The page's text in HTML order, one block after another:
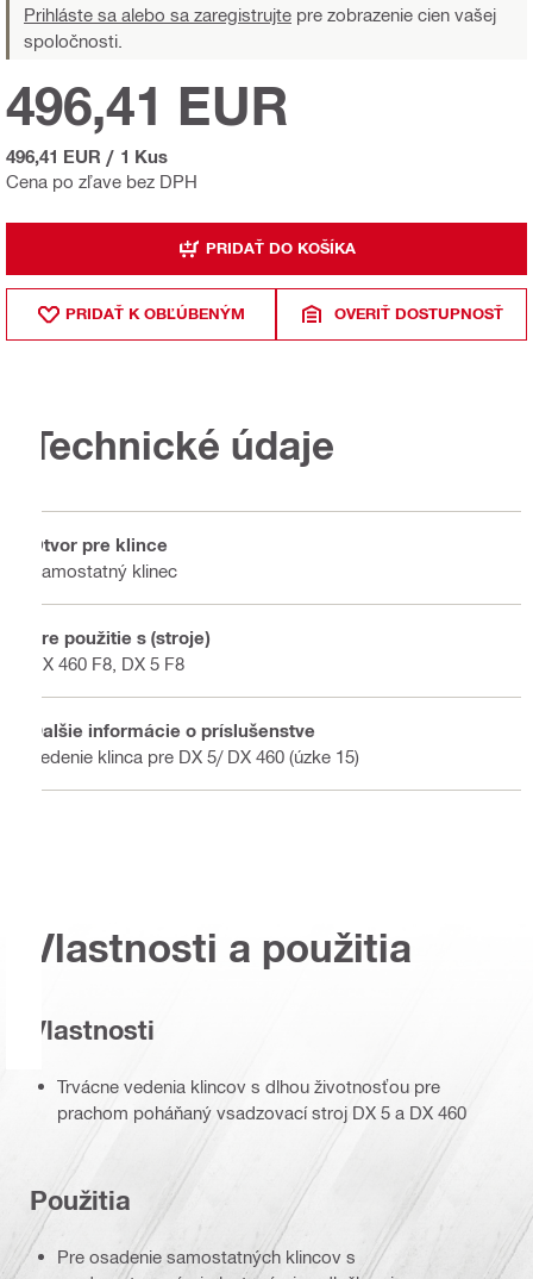
Prihláste sa alebo sa zaregistrujte pre zobrazenie cien vašej
spoločnosti.
Cena po zľave bez DPH
496,41 EUR
496,41 EUR / 1 Kus
PRIDAŤ DO KOŠÍKA
PRIDAŤ K OBĽÚBENÝM OVERIŤ DOSTUPNOSŤ
Technické údaje
Otvor pre klince
Samostatný klinec
Pre použitie s (stroje)
DX 460 F8, DX 5 F8
Ďalšie informácie o príslušenstve
Vedenie klinca pre DX 5/ DX 460 (úzke 15)
Vlastnosti a použitia
Vlastnosti
Trvácne vedenia klincov s dlhou životnosťou pre
prachom poháňaný vsadzovací stroj DX 5 a DX 460
Použitia
Pre osadenie samostatných klincov s